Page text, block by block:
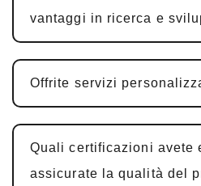
hardware,
software, il ciclo è in
Conferma e
vantaggi in ricerca e
Offrite servizi
Quali certificazioni avete
assicurate la qualità del